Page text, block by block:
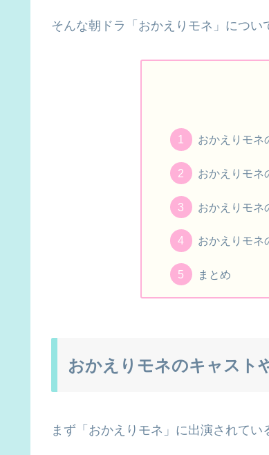
そんな朝ドラ「おかえりモネ」につい
おかえりモ
おかえりモネ
おかえりモネ
おかえりモネ
まとめ
おかえりモネのキャスト
まず「おかえりモネ」に出演されてい